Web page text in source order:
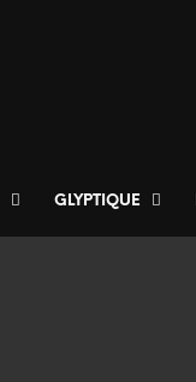
GLYPTIQUE